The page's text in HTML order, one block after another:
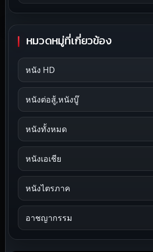
หมวดหมู่ที่เกี่ยวข้อง
หนัง HD
หนังต่อสู้,หนังบู๊
หนังทั้งหมด
หนังเอเชีย
หนังไตรภาค
อาชญากรรม